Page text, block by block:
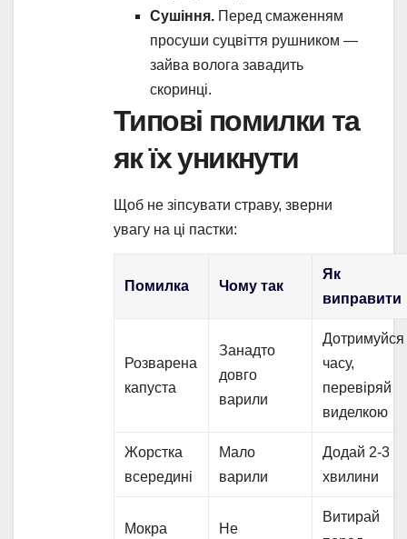
Сушіння. Перед смаженням
просуши суцвіття рушником —
зайва волога завадить
скоринці.
Типові помилки та
як їх уникнути
Щоб не зіпсувати страву, зверни
увагу на ці пастки:
Помилка Чому так
Як
виправити
Розварена
капуста
Занадто
довго
варили
Дотримуйся
часу,
перевіряй
виделкою
Жорстка
всередині
Мало
варили
Додай 2-3
хвилини
Мокра
Не
Витирай